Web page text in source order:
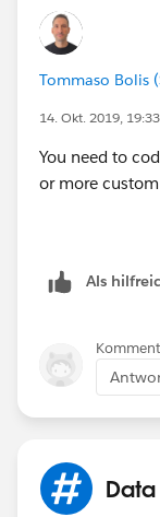
Tommaso Bolis
14. Okt. 2019, 19:33
You need to
or more
Als